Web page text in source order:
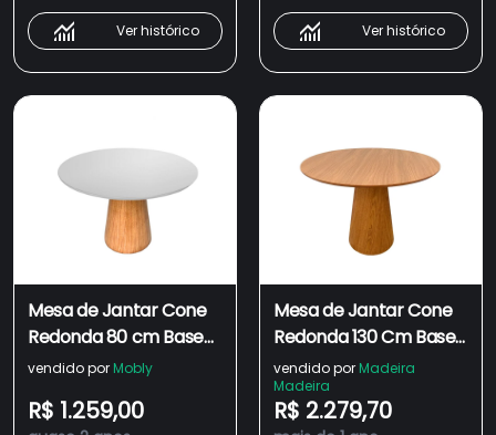
Ver histórico Ver histórico
Mesa de Jantar Cone
Redonda 80 cm Base
Madeira Freijó Tampo
vendido por Mobly
R$ 1.259,00
Mesa de Jantar Cone
Redonda 130 Cm Base
Madeira Freijó Tampo
Freijó Linn Design
Decor
vendido por Madeira
Madeira
R$ 2.279,70